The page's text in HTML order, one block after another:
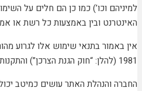
למיניהם וכו’) כמו כן הם חלים על
האינטרנט ובין באמצעות כל רשת או
אין באמור בתנאי שימוש אלו לגרוע
1981 (להלן: “חוק הגנת הצרכן”) והתקנות אשר הותקנו ממנו
החברה והנהלת האתר עושים כמיטב